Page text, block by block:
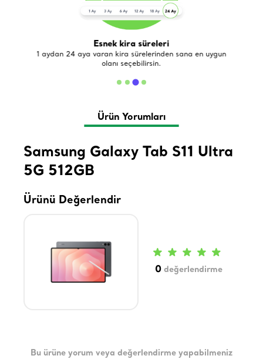
Esnek kira süreleri
1 aydan 24 aya varan kira sürelerinden sana en uygun
olanı seçebilirsin.
Ürün Yorumları
Samsung Galaxy Tab S11 Ultra
5G 512GB
Ürünü Değerlendir
0 değerlendirme
Bu ürüne yorum veya değerlendirme yapabilmeniz